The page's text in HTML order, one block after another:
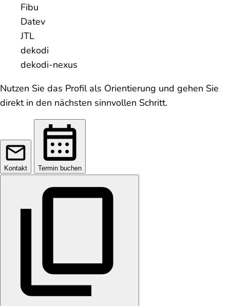
Fibu
Datev
JTL
dekodi
dekodi-nexus
Nutzen Sie das Profil als Orientierung und gehen Sie
direkt in den nächsten sinnvollen Schritt.
Kontakt Termin buchen